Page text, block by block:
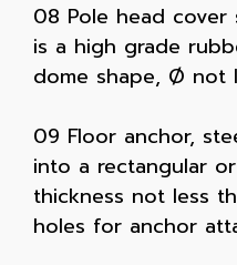
08 Pole head cover
is a high grade
dome shape, Ø not
09 Floor anchor,
into a rectangular
thickness not less
holes for anchor